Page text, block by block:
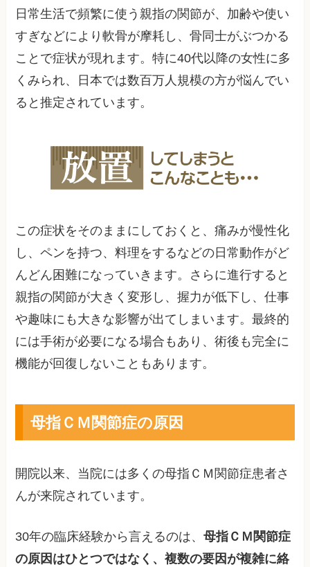
日常生活で頻繁に使う親指の関節が、加齢や使い
すぎなどにより軟骨が摩耗し、骨同士がぶつかる
ことで症状が現れます。特に40代以降の女性に多
くみられ、日本では数百万人規模の方が悩んでい
ると推定されています。
この症状をそのままにしておくと、痛みが慢性化
し、ペンを持つ、料理をするなどの日常動作がど
んどん困難になっていきます。さらに進行すると
親指の関節が大きく変形し、握力が低下し、仕事
や趣味にも大きな影響が出てしまいます。最終的
には手術が必要になる場合もあり、術後も完全に
機能が回復しないこともあります。
母指ＣＭ関節症の原因
開院以来、当院には多くの母指ＣＭ関節症患者さ
んが来院されています。
30年の臨床経験から言えるのは、母指ＣＭ関節症
の原因はひとつではなく、複数の要因が複雑に絡